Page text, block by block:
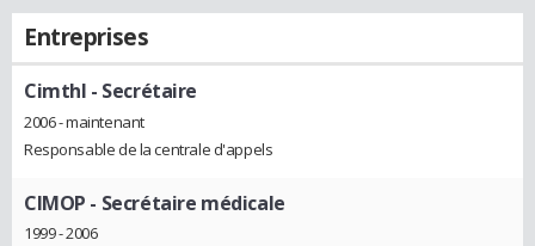
Entreprises
Cimthl - Secrétaire
2006 - maintenant
Responsable de la centrale d'appels
CIMOP - Secrétaire médicale
1999 - 2006